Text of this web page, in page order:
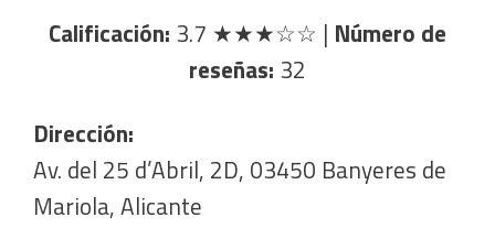
Calificación: 3.7 ★★★☆☆ | Número de
reseñas: 32
Dirección:
Av. del 25 d’Abril, 2D, 03450 Banyeres de
Mariola, Alicante